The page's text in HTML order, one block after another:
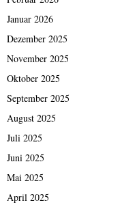
Januar 2026
Dezember 2025
November 2025
Oktober 2025
September 2025
August 2025
Juli 2025
Juni 2025
Mai 2025
April 2025